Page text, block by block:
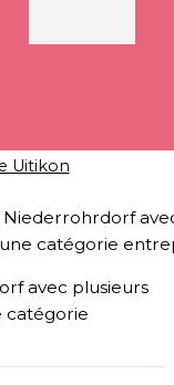
Uitikon
catégorie
avec plusieurs
catégorie